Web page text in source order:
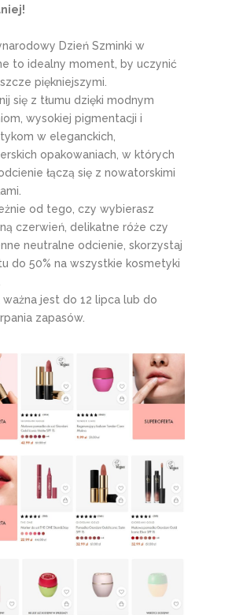
Dzień Szminki w
to idealny moment, by uczynić
piękniejszymi.
się z tłumu dzięki modnym
wysokiej pigmentacji i
w eleganckich,
opakowaniach, w których
łączą się z nowatorskimi
od tego, czy wybierasz
czerwień, delikatne róże czy
neutralne odcienie, skorzystaj
do 50% na wszystkie kosmetyki
jest do 12 lipca lub do
zapasów.